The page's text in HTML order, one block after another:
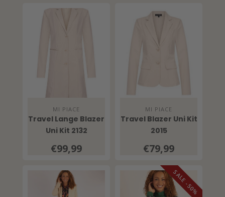
MI PIACE
Travel Lange Blazer
Uni Kit 2132
€99,99
MI PIACE
Travel Blazer Uni Kit
2015
€79,99
SALE -50%